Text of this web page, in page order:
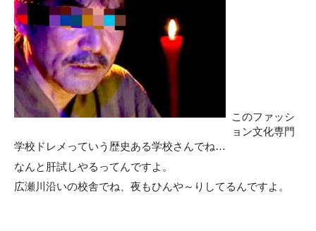
このファッシ
ョン文化専門
学校ドレメっていう歴史ある学校さんでね…
なんと肝試しやるってんですよ。
広瀬川沿いの校舎でね、夜もひんや～りしてるんですよ。